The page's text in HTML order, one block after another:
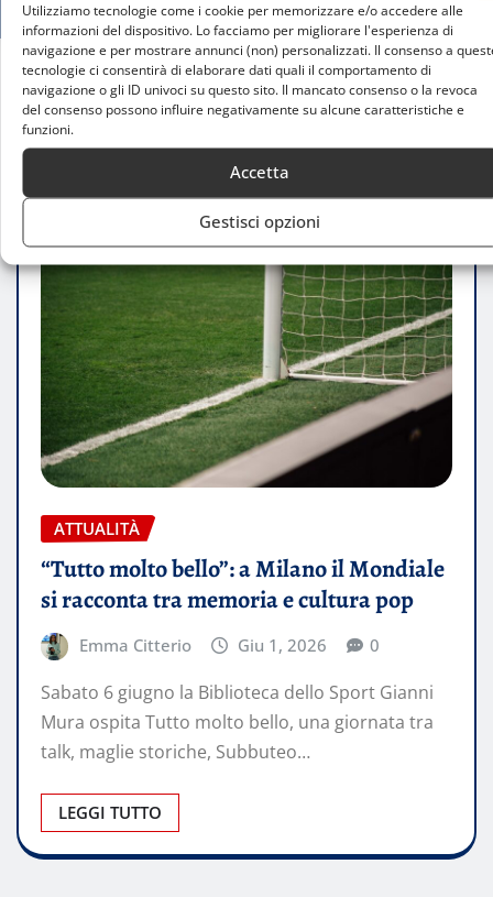
Utilizziamo tecnologie come i cookie per memorizzare e/o accedere alle
informazioni del dispositivo. Lo facciamo per migliorare l'esperienza di
navigazione e per mostrare annunci (non) personalizzati. Il consenso a
tecnologie ci consentirà di elaborare dati quali il comportamento di
navigazione o gli ID univoci su questo sito. Il mancato consenso o la revoca
del consenso possono influire negativamente su alcune caratteristiche e
funzioni.
Accetta
Gestisci opzioni
Home
“Tutto molto bello”: a Milano il Mondiale si
racconta tra memoria e cultura pop
ATTUALITÀ
“Tutto molto bello”: a Milano il Mondiale
si racconta tra memoria e cultura pop
Emma Citterio Giu 1, 2026 0
Sabato 6 giugno la Biblioteca dello Sport Gianni
Mura ospita Tutto molto bello, una giornata tra
talk, maglie storiche, Subbuteo…
LEGGI TUTTO